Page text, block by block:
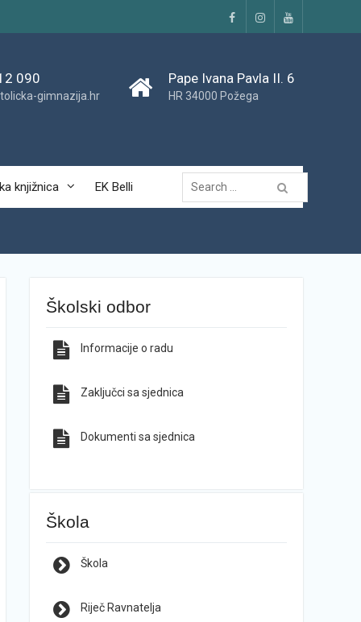
FacebookInstagramYouTube
090
gimnazija.hr
Pape Ivana Pavla II. 6
HR 34000 Požega
knjižnica EK Belli
Traži...
Školski odbor
Informacije o radu
Zaključci sa sjednica
Dokumenti sa sjednica
Škola
Škola
Riječ Ravnatelja